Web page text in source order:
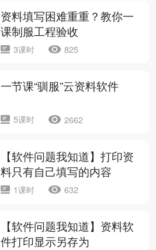
资料填写困难重重？教你一
课制服工程验收
3课时 825
一节课“驯服”云资料软件
5课时 2662
【软件问题我知道】打印资
料只有自己填写的内容
1课时 632
【软件问题我知道】资料软
件打印显示另存为